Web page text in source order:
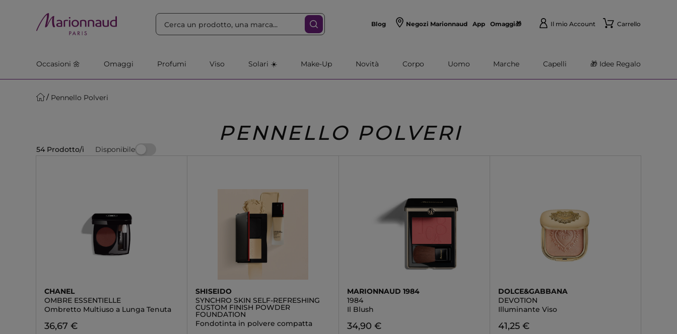
Blog Negozi Marionnaud App Omaggi🎁 Il mio Account Carrello
Occasioni 🌼 Omaggi Profumi Viso Solari ☀️ Make-Up Novità Corpo Uomo Marche Capelli 🎁 Idee Regalo
Pennello Polveri
PENNELLO POLVERI
54 Prodotto/i Disponibile
CHANEL
OMBRE ESSENTIELLE
Ombretto Multiuso a Lunga Tenuta
36,67 €
SHISEIDO
SYNCHRO SKIN SELF-REFRESHING
CUSTOM FINISH POWDER
FOUNDATION
Fondotinta in polvere compatta
MARIONNAUD 1984
1984
Il Blush
34,90 €
DOLCE&GABBANA
DEVOTION
Illuminante Viso
41,25 €